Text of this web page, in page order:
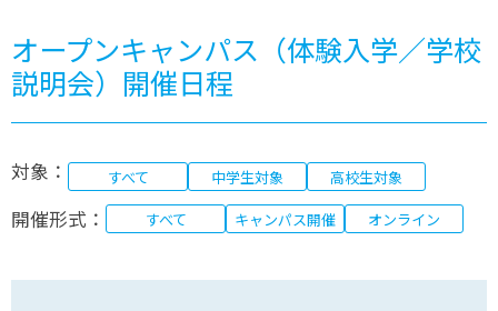
オープンキャンパス（体験入学／学校
説明会）開催日程
対象： すべて 中学生対象 高校生対象
開催形式： すべて キャンパス開催 オンライン